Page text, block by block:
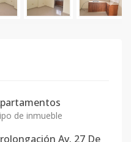
de inmueble
Av. 27 De